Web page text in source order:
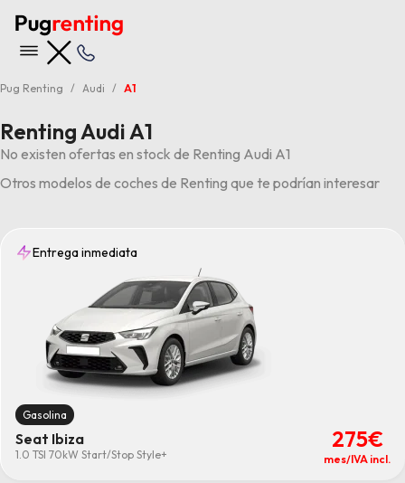
Pug Renting Audi A1
Renting Audi A1
No existen ofertas en stock de Renting Audi A1
Otros modelos de coches de Renting que te podrían interesar
Entrega inmediata
Gasolina
Seat Ibiza
1.0 TSI 70kW Start/Stop Style+
275€
mes/IVA incl.